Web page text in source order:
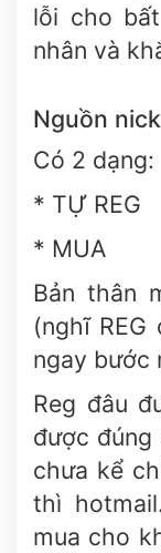
lỗi cho
nhân và
Nguồn
Có 2 dạng:
* TỰ REG
* MUA
Bản thân
(nghĩ
ngay bước
Reg đâu
được đúng
chưa kể
thì
mua cho